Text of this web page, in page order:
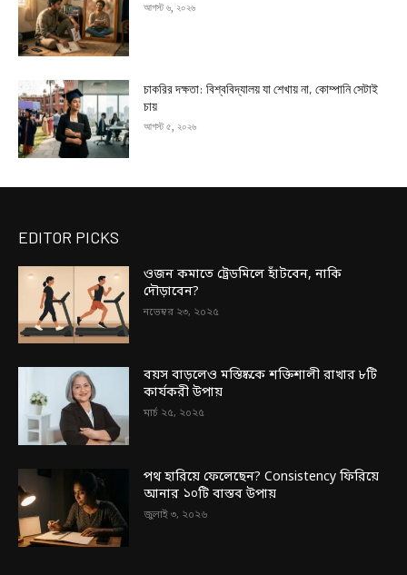
আগস্ট ৬, ২০২৬
চাকরির দক্ষতা: বিশ্ববিদ্যালয় যা শেখায় না, কোম্পানি সেটাই
চায়
আগস্ট ৫, ২০২৬
EDITOR PICKS
ওজন কমাতে ট্রেডমিলে হাঁটবেন, নাকি
দৌড়াবেন?
নভেম্বর ২৩, ২০২৫
বয়স বাড়লেও মস্তিষ্ককে শক্তিশালী রাখার ৮টি
কার্যকরী উপায়
মার্চ ২৫, ২০২৫
পথ হারিয়ে ফেলেছেন? Consistency ফিরিয়ে
আনার ১০টি বাস্তব উপায়
জুলাই ৩, ২০২৬